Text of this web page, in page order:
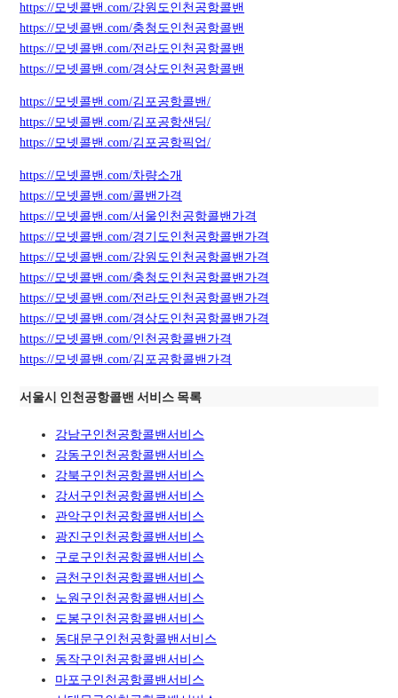
https://모넷콜밴.com/강원도인천공항콜밴
https://모넷콜밴.com/충청도인천공항콜밴
https://모넷콜밴.com/전라도인천공항콜밴
https://모넷콜밴.com/경상도인천공항콜밴
https://모넷콜밴.com/김포공항콜밴/
https://모넷콜밴.com/김포공항샌딩/
https://모넷콜밴.com/김포공항픽업/
https://모넷콜밴.com/차량소개
https://모넷콜밴.com/콜밴가격
https://모넷콜밴.com/서울인천공항콜밴가격
https://모넷콜밴.com/경기도인천공항콜밴가격
https://모넷콜밴.com/강원도인천공항콜밴가격
https://모넷콜밴.com/충청도인천공항콜밴가격
https://모넷콜밴.com/전라도인천공항콜밴가격
https://모넷콜밴.com/경상도인천공항콜밴가격
https://모넷콜밴.com/인천공항콜밴가격
https://모넷콜밴.com/김포공항콜밴가격
서울시 인천공항콜밴 서비스 목록
강남구인천공항콜밴서비스
강동구인천공항콜밴서비스
강북구인천공항콜밴서비스
강서구인천공항콜밴서비스
관악구인천공항콜밴서비스
광진구인천공항콜밴서비스
구로구인천공항콜밴서비스
금천구인천공항콜밴서비스
노원구인천공항콜밴서비스
도봉구인천공항콜밴서비스
동대문구인천공항콜밴서비스
동작구인천공항콜밴서비스
마포구인천공항콜밴서비스